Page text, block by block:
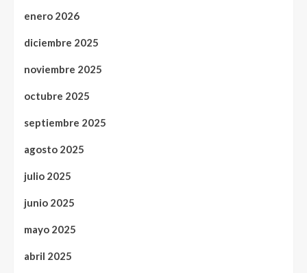
enero 2026
diciembre 2025
noviembre 2025
octubre 2025
septiembre 2025
agosto 2025
julio 2025
junio 2025
mayo 2025
abril 2025